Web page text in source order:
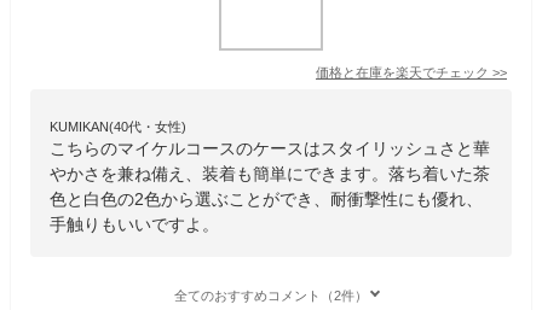
価格と在庫を楽天でチェック >>
KUMIKAN(40代・女性)
こちらのマイケルコースのケースはスタイリッシュさと華
やかさを兼ね備え、装着も簡単にできます。落ち着いた茶
色と白色の2色から選ぶことができ、耐衝撃性にも優れ、
手触りもいいですよ。
全てのおすすめコメント（2件）